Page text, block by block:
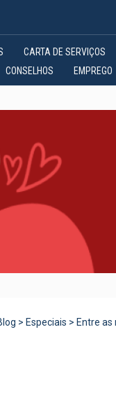
CARTA DE SERVIÇOS
CONSELHOS EMPREGO
> Especiais > Entre